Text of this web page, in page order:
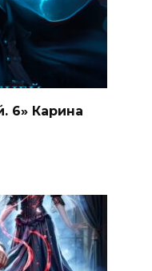
6» Карина